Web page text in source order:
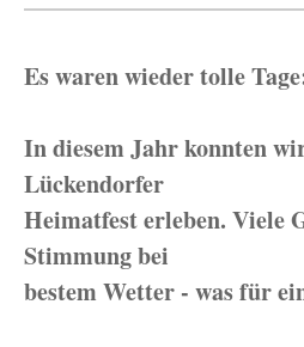
Es waren wieder tolle
In diesem Jahr konnten
Lückendorfer
Heimatfest erleben. Viele
Stimmung bei
bestem Wetter - was für